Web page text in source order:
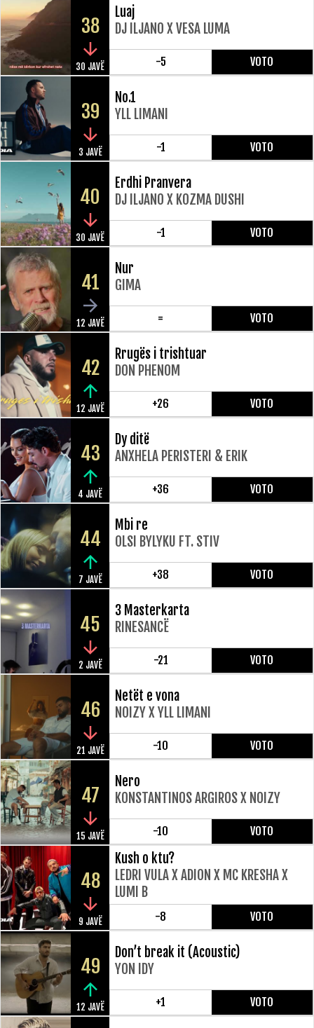
38
30 JAVË
Luaj
DJ ILJANO X VESA LUMA
-5 VOTO
39
3 JAVË
No.1
YLL LIMANI
-1 VOTO
40
30 JAVË
Erdhi Pranvera
DJ ILJANO X KOZMA DUSHI
-1 VOTO
41
12 JAVË
Nur
GIMA
= VOTO
42
12 JAVË
Rrugës i trishtuar
DON PHENOM
+26 VOTO
43
4 JAVË
Dy ditë
ANXHELA PERISTERI & ERIK
+36 VOTO
44
7 JAVË
Mbi re
OLSI BYLYKU FT. STIV
+38 VOTO
45
2 JAVË
3 Masterkarta
RINESANCË
-21 VOTO
46
21 JAVË
Netët e vona
NOIZY X YLL LIMANI
-10 VOTO
47
15 JAVË
Nero
KONSTANTINOS ARGIROS X NOIZY
-10 VOTO
48
9 JAVË
Kush o ktu?
LEDRI VULA X ADION X MC KRESHA X
LUMI B
-8 VOTO
49
12 JAVË
Don’t break it (Acoustic)
YON IDY
+1 VOTO